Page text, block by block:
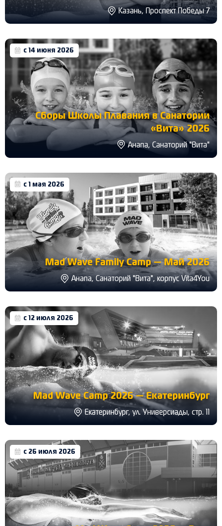
Казань, Проспект Победы 7
с 14 июня 2026
Сборы Школы Плавания в Санатории
«Вита» 2026
Анапа, Санаторий "Вита"
с 1 мая 2026
Mad Wave Family Camp — Май 2026
Анапа, Санаторий "Вита", корпус Vita4You
с 12 июля 2026
Mad Wave Camp 2026 — Екатеринбург
Екатеринбург, ул. Универсиады, стр. 11
с 26 июля 2026